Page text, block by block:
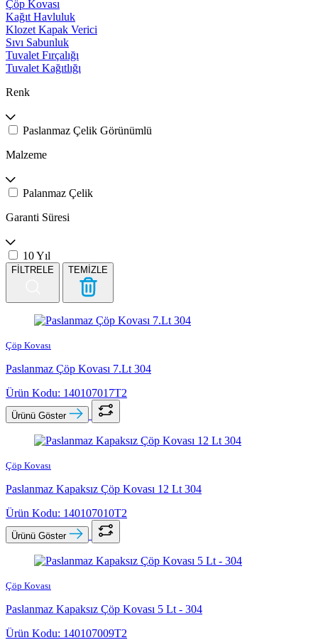
Çöp Kovası
Kağıt Havluluk
Klozet Kapak Verici
Sıvı Sabunluk
Tuvalet Fırçalığı
Tuvalet Kağıtlığı
Renk
Paslanmaz Çelik Görünümlü
Malzeme
Palanmaz Çelik
Garanti Süresi
10 Yıl
FİLTRELE TEMİZLE
Çöp Kovası
Paslanmaz Çöp Kovası 7.Lt 304
Ürün Kodu: 140107017T2
Ürünü Göster
Çöp Kovası
Paslanmaz Kapaksız Çöp Kovası 12 Lt 304
Ürün Kodu: 140107010T2
Ürünü Göster
Çöp Kovası
Paslanmaz Kapaksız Çöp Kovası 5 Lt - 304
Ürün Kodu: 140107009T2